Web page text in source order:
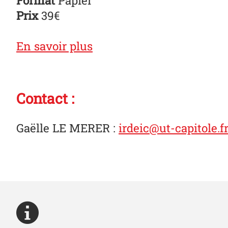
Prix 39€
En savoir plus
Contact :
Gaëlle LE MERER : irdeic@ut-capitole.fr